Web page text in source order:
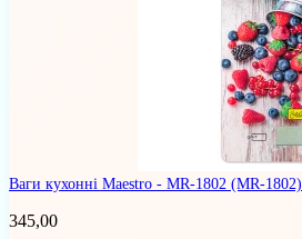
Ваги кухонні Maestro - MR-1802 (MR-1802)
345,00